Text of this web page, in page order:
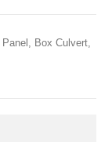
Box Culvert,